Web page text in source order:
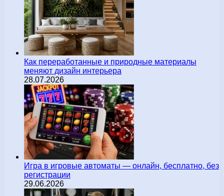
Как переработанные и природные материалы
меняют дизайн интерьера
28.07.2026
Игра в игровые автоматы — онлайн, бесплатно, без
регистрации
29.06.2026